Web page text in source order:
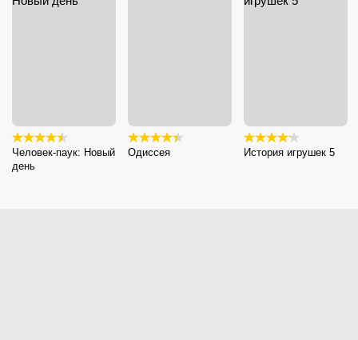
Человек-паук: Новый
день
Одиссея История игрушек 5